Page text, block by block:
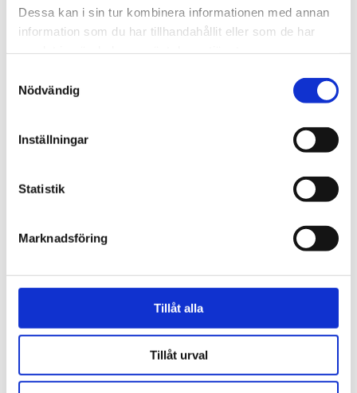
Dessa kan i sin tur kombinera informationen med annan
information som du har tillhandahållit eller som de har
Nödvändig
Inställningar
Statistik
Marknadsföring
Tillåt alla
Tillåt urval
dagen kan minska cancer­